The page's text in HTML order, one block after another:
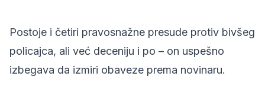
Postoje i četiri pravosnažne presude protiv bivšeg
policajca, ali već deceniju i po – on uspešno
izbegava da izmiri obaveze prema novinaru.